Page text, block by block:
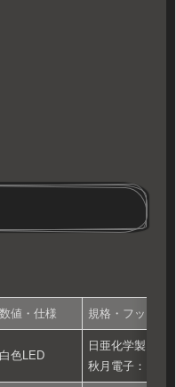
数値・仕様 規格・フットプ
白色LED
日亜化学製：
秋月電子：